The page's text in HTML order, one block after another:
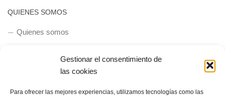
Gestionar el consentimiento de
las cookies
Para ofrecer las mejores experiencias, utilizamos tecnologías como las
QUIENES SOMOS
Quienes somos
POLÍTICA DE PRIVACIDAD
Política de privacidad